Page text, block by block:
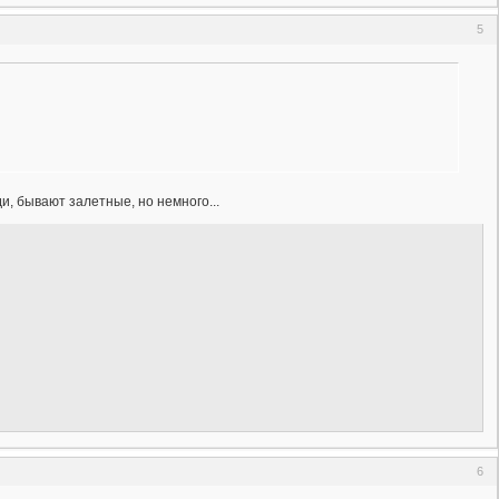
5
бывают залетные, но немного...
6